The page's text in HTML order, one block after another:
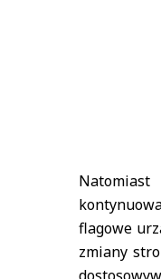
flagowe
zmiany